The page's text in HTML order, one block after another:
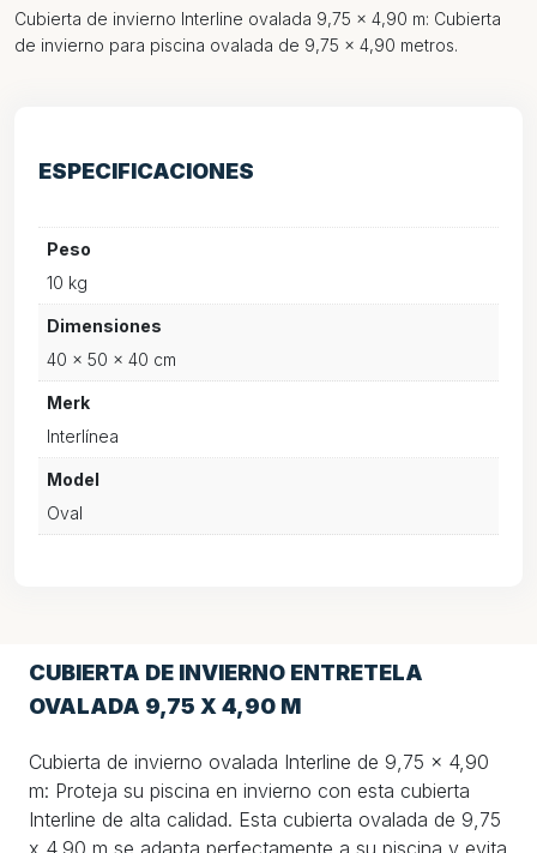
Cubierta de invierno Interline ovalada 9,75 x 4,90 m: Cubierta
de invierno para piscina ovalada de 9,75 x 4,90 metros.
ESPECIFICACIONES
Peso
10 kg
Dimensiones
40 × 50 × 40 cm
Merk
Interlínea
Model
Oval
CUBIERTA DE INVIERNO ENTRETELA
OVALADA 9,75 X 4,90 M
Cubierta de invierno ovalada Interline de 9,75 x 4,90
m: Proteja su piscina en invierno con esta cubierta
Interline de alta calidad. Esta cubierta ovalada de 9,75
x 4,90 m se adapta perfectamente a su piscina y evita